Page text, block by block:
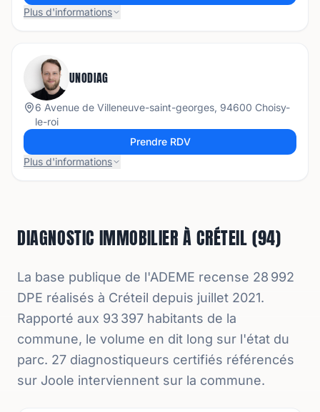
Plus d'informations
UNODIAG
6 Avenue de Villeneuve-saint-georges, 94600 Choisy-
le-roi
Prendre RDV
Plus d'informations
DIAGNOSTIC IMMOBILIER À CRÉTEIL (94)
La base publique de l'ADEME recense 28 992
DPE réalisés à Créteil depuis juillet 2021.
Rapporté aux 93 397 habitants de la
commune, le volume en dit long sur l'état du
parc. 27 diagnostiqueurs certifiés référencés
sur Joole interviennent sur la commune.